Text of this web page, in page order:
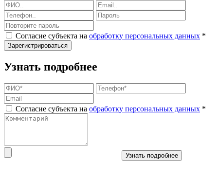
Согласие субъекта на обработку персональных данных *
Зарегистрироваться
Узнать подробнее
Согласие субъекта на обработку персональных данных *
Узнать подробнее